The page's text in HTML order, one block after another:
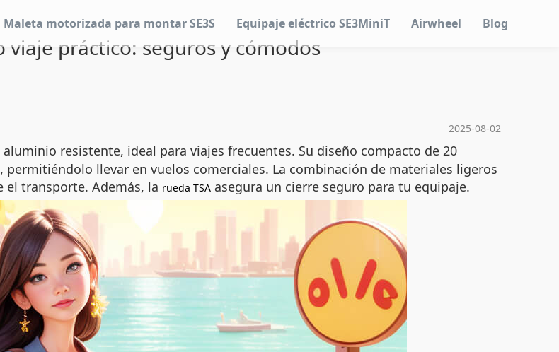
Maleta motorizada para montar SE3S Equipaje eléctrico SE3MiniT Airwheel Blog
viaje práctico: seguros y cómodos
2025-08-02
resistente, ideal para viajes frecuentes. Su diseño compacto de 20
llevar en vuelos comerciales. La combinación de materiales ligeros
transporte. Además, la rueda TSA asegura un cierre seguro para tu equipaje.